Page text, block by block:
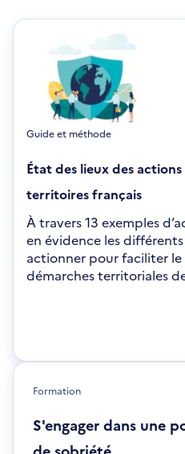
Guide et méthode
État des lieux des
territoires français
À travers 13 exemples
en évidence les
actionner pour faciliter
démarches territoriales
nouvelle
Formation
S'engager dans une